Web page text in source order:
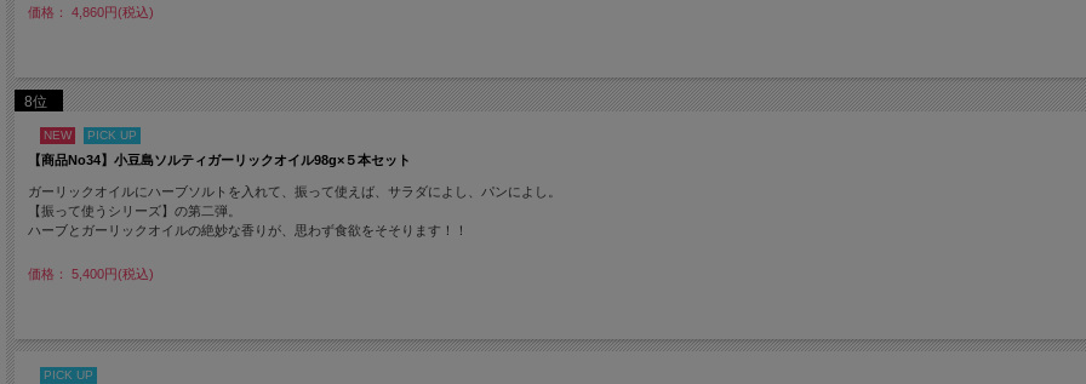
価格： 4,860円(税込)
8位
NEW PICK UP
【商品No34】小豆島ソルティガーリックオイル98g×５本セット
ガーリックオイルにハーブソルトを入れて、振って使えば、サラダによし、パンによし。
【振って使うシリーズ】の第二弾。
ハーブとガーリックオイルの絶妙な香りが、思わず食欲をそそります！！
価格： 5,400円(税込)
PICK UP